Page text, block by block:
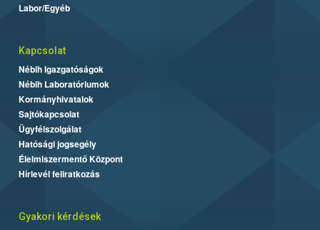
Labor/Egyéb
Kapcsolat
Nébih Igazgatóságok
Nébih Laboratóriumok
Kormányhivatalok
Sajtókapcsolat
Ügyfélszolgálat
Hatósági jogsegély
Élelmiszermentő Központ
Hírlevél feliratkozás
Gyakori kérdések